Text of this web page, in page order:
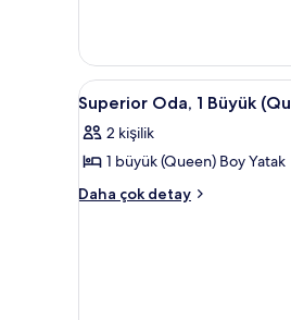
fotoğrafları
görün
Büyük
(King)
Boy
Yatak
hakkında
daha
detay
Superior
Oda,
1
Büyük
(Queen)
5
Superior Oda, 1 Büyük
2 kişilik
1 büyük (Queen) Boy Yatak
Daha çok detay
Superior